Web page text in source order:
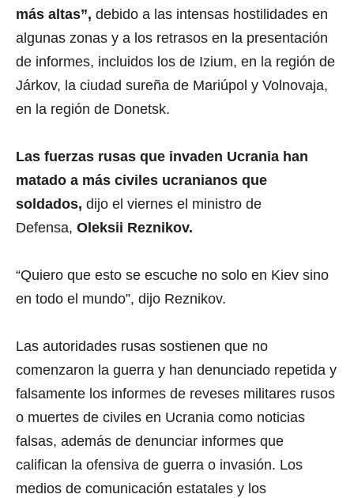
más altas”, debido a las intensas hostilidades en
algunas zonas y a los retrasos en la presentación
de informes, incluidos los de Izium, en la región de
Járkov, la ciudad sureña de Mariúpol y Volnovaja,
en la región de Donetsk.
Las fuerzas rusas que invaden Ucrania han
matado a más civiles ucranianos que
soldados, dijo el viernes el ministro de
Defensa, Oleksii Reznikov.
“Quiero que esto se escuche no solo en Kiev sino
en todo el mundo”, dijo Reznikov.
Las autoridades rusas sostienen que no
comenzaron la guerra y han denunciado repetida y
falsamente los informes de reveses militares rusos
o muertes de civiles en Ucrania como noticias
falsas, además de denunciar informes que
califican la ofensiva de guerra o invasión. Los
medios de comunicación estatales y los